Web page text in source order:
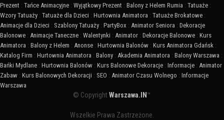
Prezent : Tańce Animacyjne : Wyjątkowy Prezent : Balony z Helem Rumia : Tatuaże :
Wzory Tatuaży : Tatuaże dla Dzieci : Hurtownia Animatora : Tatuaże Brokatowe :
Animacje dla Dzieci : Szablony Tatuaży : PartyBox : Animator Seniora : Dekoracje
Balonowe : Animacje Taneczne : Walentynki : Animator : Dekoracje Balonowe : Kurs
Animatora : Balony z Helem : Anonse : Hurtownia Balonów : Kurs Animatora Gdańsk :
Katalog Firm : Hurtownia Animatora : Balony : Akademia Animatora : Balony Warszawa :
Bańki Mydlane : Hurtownia Balonów : Kurs Balonowe Dekoracje : Informacje : Animator
Zabaw : Kurs Balonowych Dekoracji : SEO : Animator Czasu Wolnego : Informacje
Warszawa
© CopyrightWarszawa.IN ™
Wszelkie Prawa Zastrzeżone.